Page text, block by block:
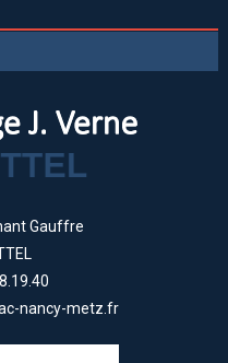
Gauffre
nancy-metz.fr